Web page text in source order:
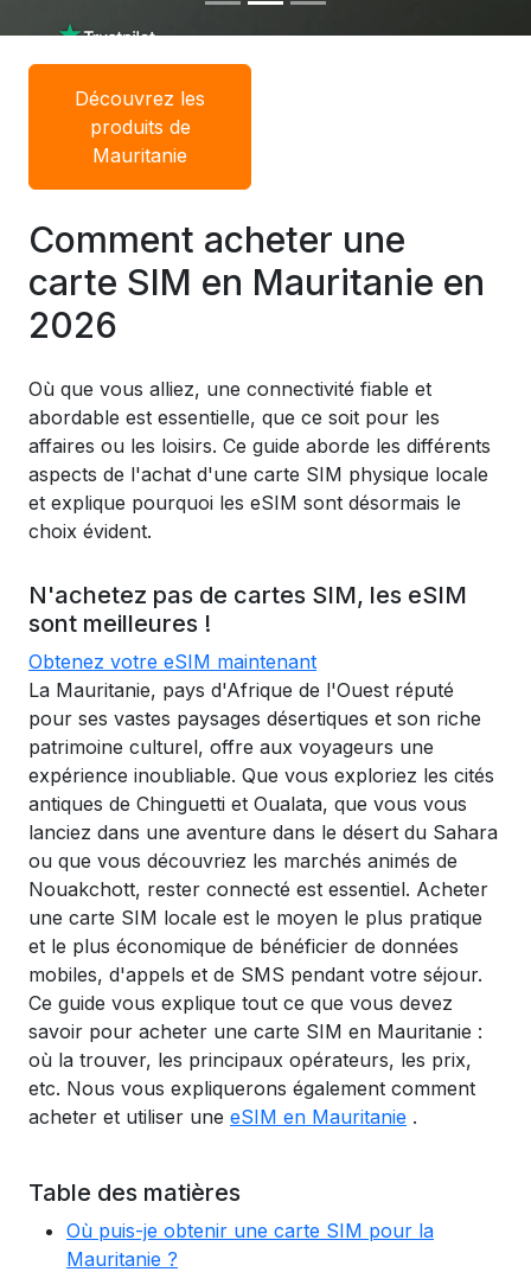
Découvrez les
produits de
Mauritanie
Comment acheter une
carte SIM en Mauritanie en
2026
Où que vous alliez, une connectivité fiable et
abordable est essentielle, que ce soit pour les
affaires ou les loisirs. Ce guide aborde les différents
aspects de l'achat d'une carte SIM physique locale
et explique pourquoi les eSIM sont désormais le
choix évident.
N'achetez pas de cartes SIM, les eSIM
sont meilleures !
Obtenez votre eSIM maintenant
La Mauritanie, pays d'Afrique de l'Ouest réputé
pour ses vastes paysages désertiques et son riche
patrimoine culturel, offre aux voyageurs une
expérience inoubliable. Que vous exploriez les cités
antiques de Chinguetti et Oualata, que vous vous
lanciez dans une aventure dans le désert du Sahara
ou que vous découvriez les marchés animés de
Nouakchott, rester connecté est essentiel. Acheter
une carte SIM locale est le moyen le plus pratique
et le plus économique de bénéficier de données
mobiles, d'appels et de SMS pendant votre séjour.
Ce guide vous explique tout ce que vous devez
savoir pour acheter une carte SIM en Mauritanie :
où la trouver, les principaux opérateurs, les prix,
etc. Nous vous expliquerons également comment
acheter et utiliser une eSIM en Mauritanie .
Table des matières
Où puis-je obtenir une carte SIM pour la
Mauritanie ?